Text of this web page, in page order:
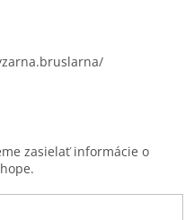
zasielať informácie o